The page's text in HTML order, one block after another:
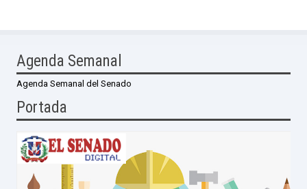
Agenda Semanal
Agenda Semanal del Senado
Portada